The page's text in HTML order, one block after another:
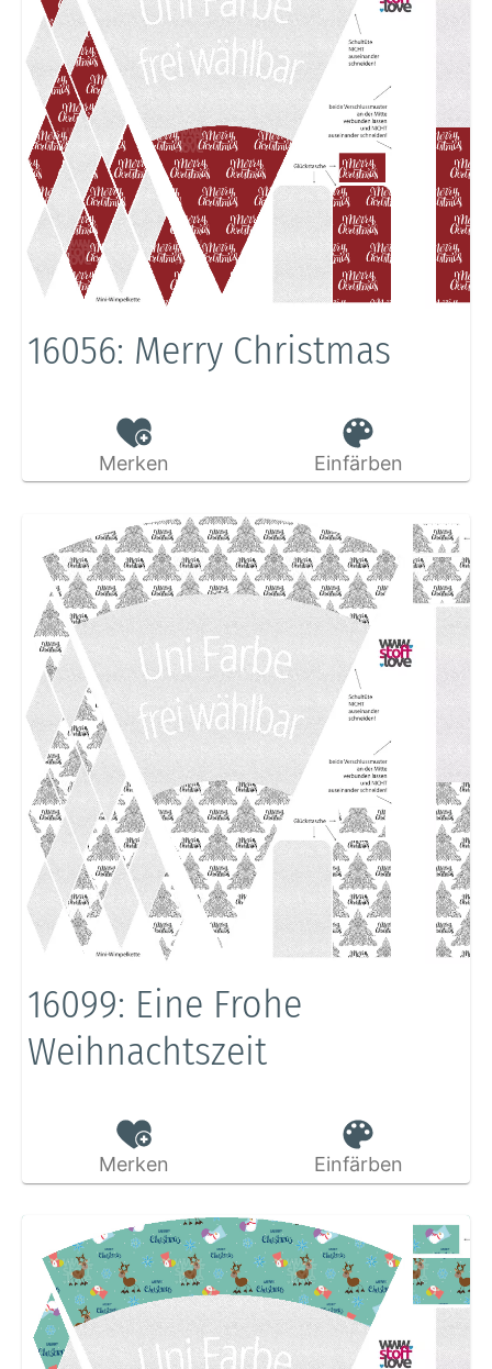
16056: Merry Christmas
Merken Einfärben
16099: Eine Frohe
Weihnachtszeit
Merken Einfärben